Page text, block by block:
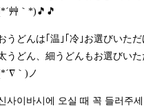
艸｀*)🎵🎵
うどんは｢温｣｢冷｣お選びいただ
うどん、細うどんもお選びい
｀)ノ
사이바시에 오실 때 꼭 들러주세